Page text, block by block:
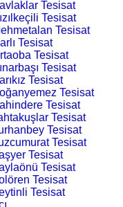
Tesisat
Tesisat
Tesisat
Tesisat
Tesisat
Tesisat
Tesisat
Tesisat
Tesisat
Tesisat
Tesisat
Tesisat
Tesisat
Tesisat
Tesisat
Tesisat